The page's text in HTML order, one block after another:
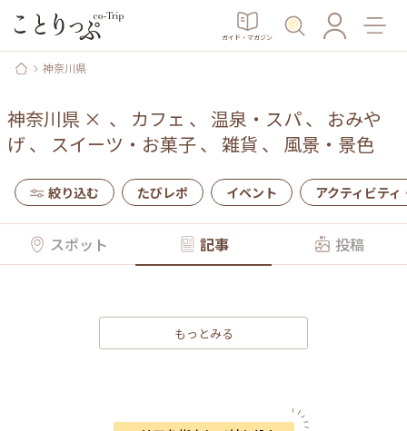
ガイド・マガジン
神奈川県
神奈川県 × 、 カフェ 、 温泉・スパ、 おみや
げ 、 スイーツ・お菓子、 雑貨 、 風景・景色
絞り込む たびレポ イベント アクティビティ
スポット 記事 投稿
もっとみる